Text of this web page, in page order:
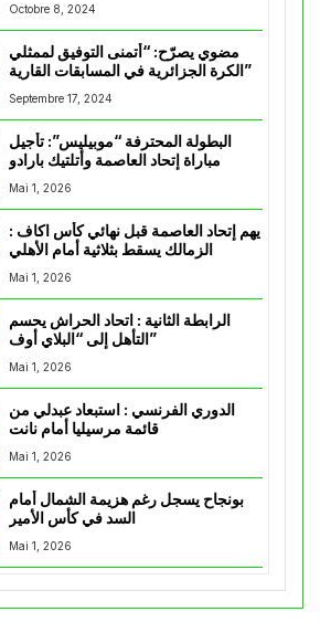
Octobre 8, 2024
مضوي يصرّح: “أتمنى التوفيق لممثلي
الكرة الجزائرية في المسابقات القارية”
Septembre 17, 2024
البطولة المحترفة “موبيليس”: تأجيل
مباراة إتحاد العاصمة وأتلتيك بارادو
Mai 1, 2026
يهم إتحاد العاصمة قبل نهائي كأس اكاف :
Mai 1, 2026
الرابطة الثانية : اتحاد الحراش يحسم
التأهل إلى “البلاي أوف”
Mai 1, 2026
الدوري الفرنسي : استبعاد عبدلي من
قائمة مرسيليا أمام نانت
Mai 1, 2026
بونجاح يسجل رغم هزيمة الشمال أمام
السد في كأس الأمير
Mai 1, 2026